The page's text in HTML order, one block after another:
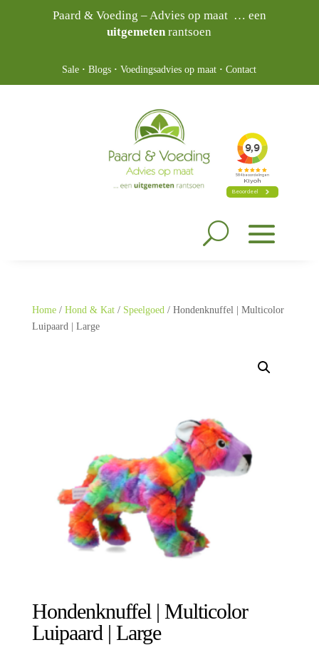
Paard & Voeding – Advies op maat … een
uitgemetenrantsoen
Sale ·Blogs ·Voedingsadvies op maat ·Contact
Home/ Hond & Kat/ Speelgoed/ Hondenknuffel | Multicolor
Luipaard | Large
Hondenknuffel | Multicolor
Luipaard | Large